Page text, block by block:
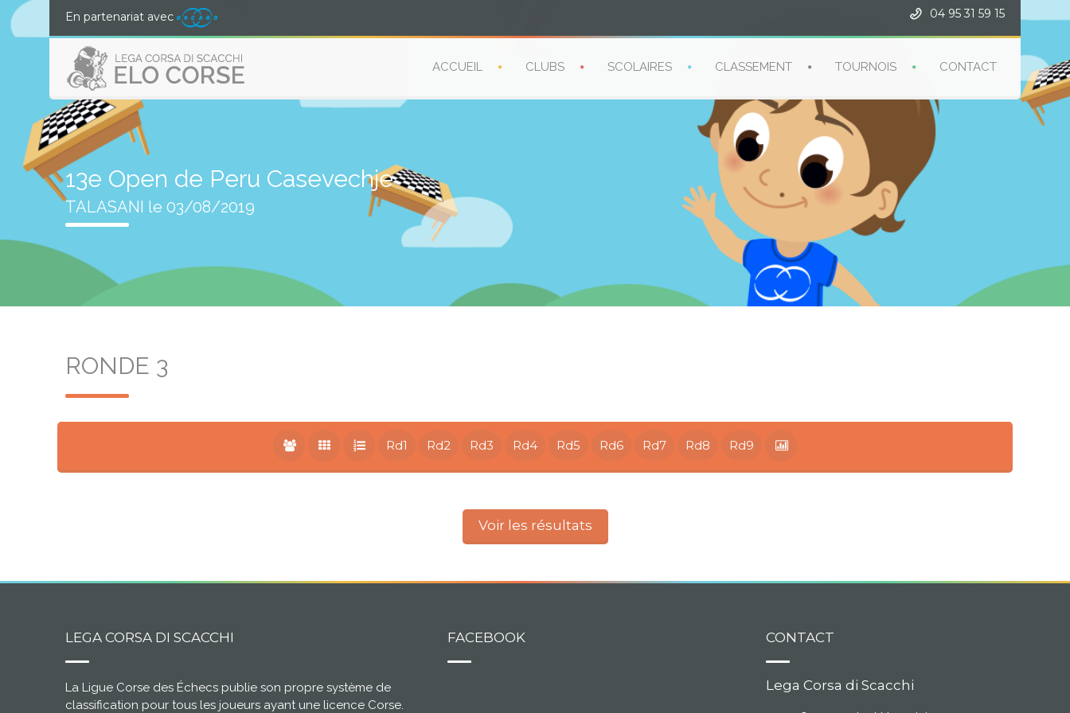
En partenariat avec 04 95 31 59 15
ACCUEIL CLUBS SCOLAIRES CLASSEMENT TOURNOIS CONTACT
13e Open de Peru Casevechje
TALASANI le 03/08/2019
RONDE 3
Rd1 Rd2 Rd3 Rd4 Rd5 Rd6 Rd7 Rd8 Rd9
Voir les résultats
LEGA CORSA DI SCACCHI
La Ligue Corse des Échecs publie son propre système de
classification pour tous les joueurs ayant une licence Corse.
FACEBOOK CONTACT
Lega Corsa di Scacchi